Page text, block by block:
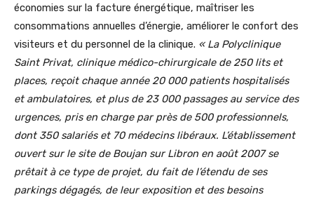
économies sur la facture énergétique, maîtriser les
consommations annuelles d’énergie, améliorer le confort des
visiteurs et du personnel de la clinique. « La Polyclinique
Saint Privat, clinique médico-chirurgicale de 250 lits et
places, reçoit chaque année 20 000 patients hospitalisés
et ambulatoires, et plus de 23 000 passages au service des
urgences, pris en charge par près de 500 professionnels,
dont 350 salariés et 70 médecins libéraux. L’établissement
ouvert sur le site de Boujan sur Libron en août 2007 se
prêtait à ce type de projet, du fait de l’étendu de ses
parkings dégagés, de leur exposition et des besoins